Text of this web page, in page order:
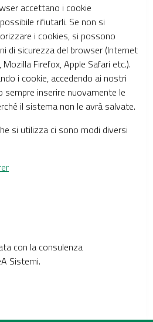
accettano i cookie
rifiutarli. Se non si
i cookies, si possono
di sicurezza del browser (Internet
Mozilla Firefox, Apple Safari etc.).
i cookie, accedendo ai nostri
sempre inserire nuovamente le
il sistema non le avrà salvate.
si utilizza ci sono modi diversi
con la consulenza
Sistemi.